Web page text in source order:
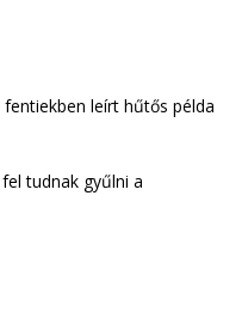
leírt hűtős példa
tudnak gyűlni a